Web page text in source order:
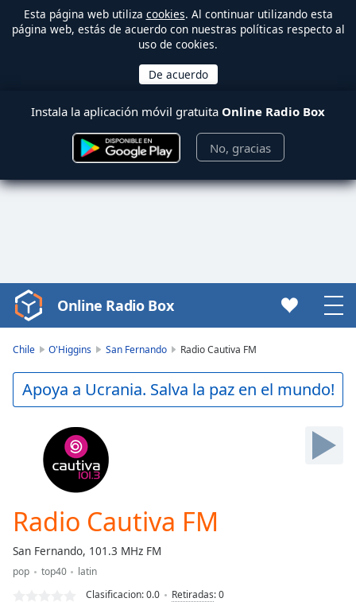
Esta página web utiliza cookies. Al continuar utilizando esta
página web, estás de acuerdo con nuestras políticas respecto al
uso de cookies.
Instala la aplicación móvil gratuita Online Radio Box
No, gracias
Video
Player
Play
Video
Backward
Current
Time0:00
Loaded:
Online Radio Box
Chile O'Higgins San Fernando Radio Cautiva FM
Apoya a Ucrania. Salva la paz en el mundo!
Radio Cautiva FM
San Fernando, 101.3 MHz FM
pop top40
latin
Clasificacion:0.0 Retiradas:0